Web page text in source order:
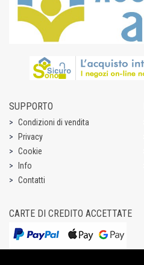
SUPPORTO
Condizioni di vendita
Privacy
Cookie
Info
Contatti
CARTE DI CREDITO ACCETTATE